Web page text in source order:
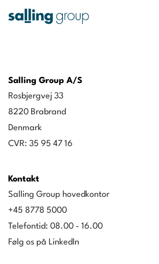
Salling Group A/S
Rosbjergvej 33
8220 Brabrand
Denmark
CVR: 35 95 47 16
Kontakt
Salling Group hovedkontor
+45 8778 5000
Telefontid: 08.00 - 16.00
Følg os på LinkedIn